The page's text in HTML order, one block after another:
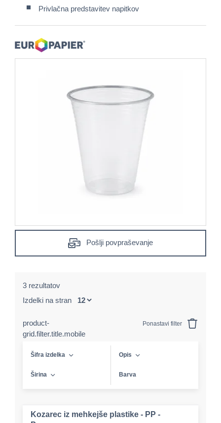
Privlačna predstavitev napitkov
Pošlji povpraševanje
3 rezultatov
Izdelki na stran
product-
grid.filter.title.mobile
Ponastavi filter
Šifra izdelka Opis
Širina Barva
Kozarec iz mehkejše plastike - PP -